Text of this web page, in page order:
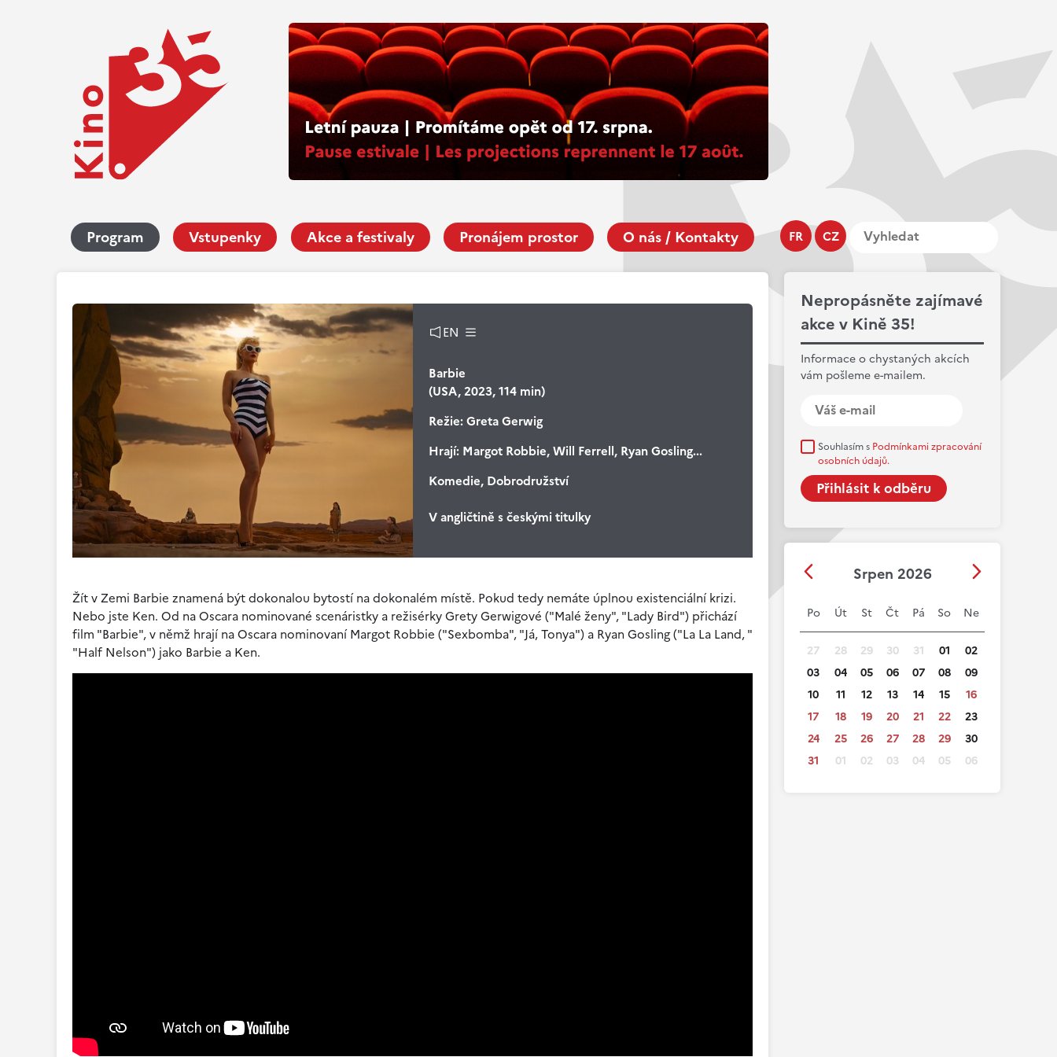
FR CZ
Program Vstupenky Akce a festivaly Pronájem prostor O nás / Kontakty
Nepropásněte zajímavé
akce v Kině 35!
Informace o chystaných akcích
vám pošleme e-mailem.
Souhlasím s Podmínkami zpracování
osobních údajů.
Srpen 2026
Po Út St Čt Pá So Ne
27 28 29 30 31 01
02
03
04 05 06 07 08
09
10
11 12 13 14 15
16
17
18 19 20 21 22
23
24
25 26 27 28 29
30
31
01 02 03 04 05 06
EN
Barbie
(USA, 2023, 114 min)
Režie:Greta Gerwig
Hrají:Margot Robbie, Will Ferrell, Ryan Gosling...
Komedie, Dobrodružství
V angličtině s českými titulky
Žít v Zemi Barbie znamená být dokonalou bytostí na dokonalém místě. Pokud tedy nemáte úplnou existenciální krizi.
Nebo jste Ken. Od na Oscara nominované scenáristky a režisérky Grety Gerwigové ("Malé ženy", "Lady Bird") přichází
film "Barbie", v němž hrají na Oscara nominovaní Margot Robbie ("Sexbomba", "Já, Tonya") a Ryan Gosling ("La La Land, "
"Half Nelson") jako Barbie a Ken.